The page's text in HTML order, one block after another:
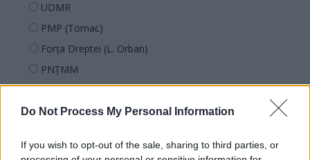
Do Not Process My Personal Information
If you wish to opt-out of the sale, sharing to third parties, or
UDMR
PMP (Tomac)
Forța Dreptei (L. Orban)
PNȚMM
REPER
SENS
POT (Gavrilă)